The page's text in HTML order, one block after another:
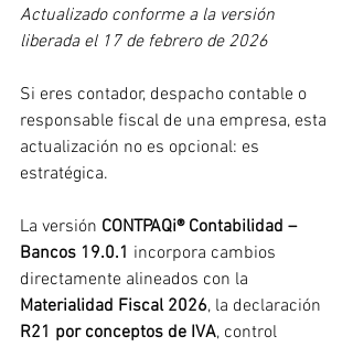
Actualizado conforme a la versión
liberada el 17 de febrero de 2026
Si eres contador, despacho contable o
responsable fiscal de una empresa, esta
actualización no es opcional: es
estratégica.
La versión CONTPAQi® Contabilidad –
Bancos 19.0.1 incorpora cambios
directamente alineados con la
Materialidad Fiscal 2026, la declaración
R21 por conceptos de IVA, control